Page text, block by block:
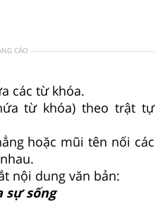
CÁO
các từ khóa.
từ khóa) theo trật tự
hoặc mũi tên nối các
nội dung văn bản:
sự sống